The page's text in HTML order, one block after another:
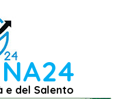
e del Salento